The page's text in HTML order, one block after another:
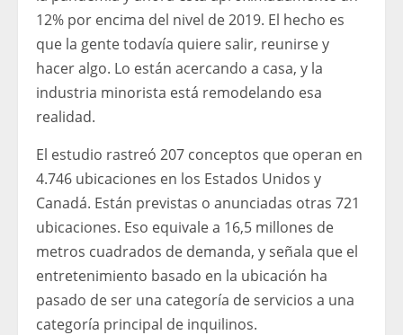
12% por encima del nivel de 2019. El hecho es
que la gente todavía quiere salir, reunirse y
hacer algo. Lo están acercando a casa, y la
industria minorista está remodelando esa
realidad.
El estudio rastreó 207 conceptos que operan en
4.746 ubicaciones en los Estados Unidos y
Canadá. Están previstas o anunciadas otras 721
ubicaciones. Eso equivale a 16,5 millones de
metros cuadrados de demanda, y señala que el
entretenimiento basado en la ubicación ha
pasado de ser una categoría de servicios a una
categoría principal de inquilinos.